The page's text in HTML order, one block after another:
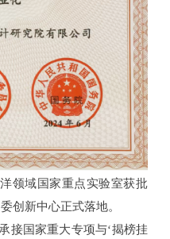
域国家重点实验室获批
创新中心正式落地。
国家重大专项与‘揭榜挂